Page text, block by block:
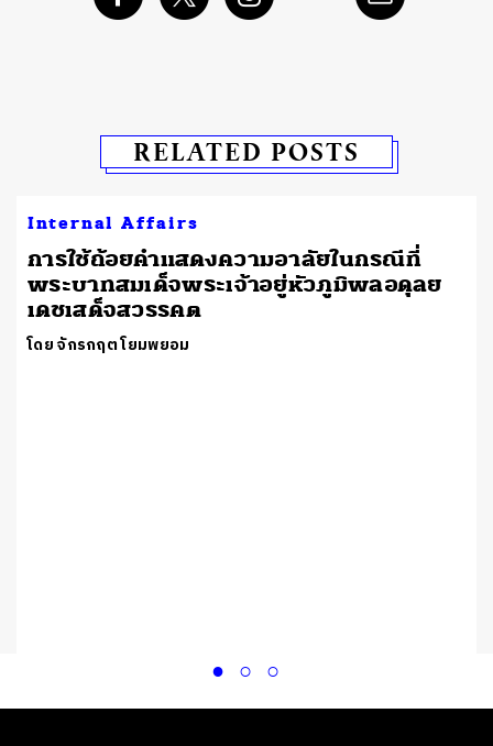
RELATED POSTS
Internal Affairs
การใช้ถ้อยคำแสดงความอาลัยในกรณีที่
พระบาทสมเด็จพระเจ้าอยู่หัวภูมิพลอดุลย
เดชเสด็จสวรรคต
โดย จักรกฤต โยมพยอม